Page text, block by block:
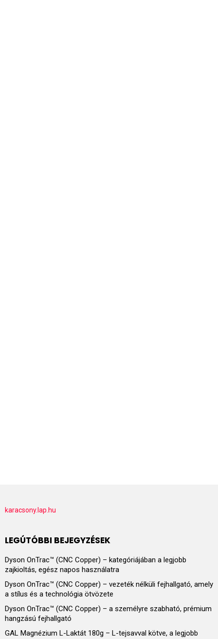
karacsony.lap.hu
LEGÚTÓBBI BEJEGYZÉSEK
Dyson OnTrac™ (CNC Copper) – kategóriájában a legjobb
zajkioltás, egész napos használatra
Dyson OnTrac™ (CNC Copper) – vezeték nélküli fejhallgató, amely
a stílus és a technológia ötvözete
Dyson OnTrac™ (CNC Copper) – a személyre szabható, prémium
hangzású fejhallgató
GAL Magnézium L-Laktát 180g – L-tejsavval kötve, a legjobb